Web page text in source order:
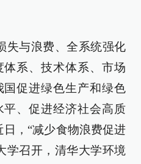
失与浪费、全系统强化
系、技术体系、市场
促进绿色生产和绿色
、促进经济社会高质
，“减少食物浪费促进
学召开，清华大学环境